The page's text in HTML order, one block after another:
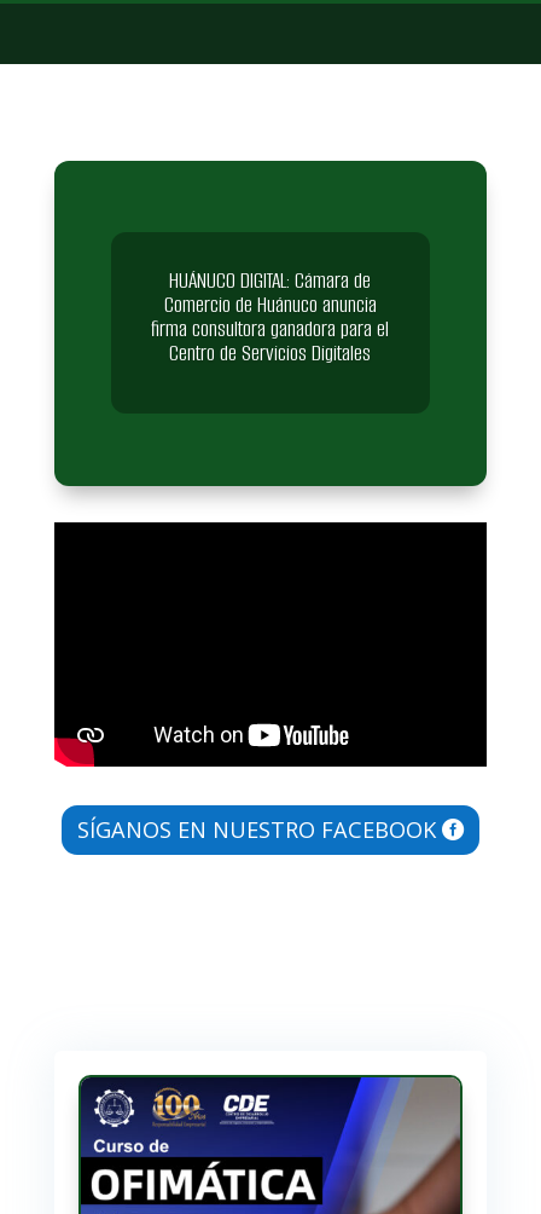
HUÁNUCO DIGITAL: Cámara de
Comercio de Huánuco anuncia
firma consultora ganadora para el
Centro de Servicios Digitales
SÍGANOS EN NUESTRO FACEBOOK